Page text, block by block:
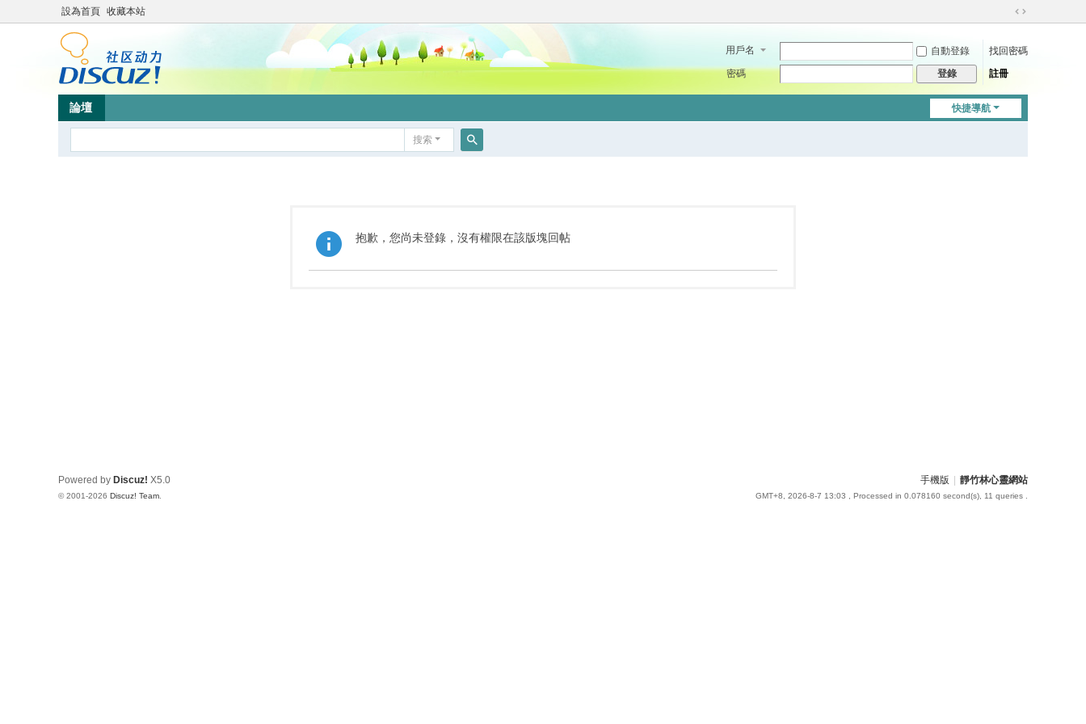
設為首頁 收藏本站
切
到
用戶名 自動登錄
找回密碼
密碼
登錄 註冊
快捷導航
論壇
搜索
抱歉，您尚未登錄，沒有權限在該版塊回帖
手機版 靜竹林心靈網站
GMT+8, 2026-8-7 13:03 , Processed in 0.078160 second(s), 11 queries .
Powered by Discuz! X5.0
© 2001-2026 Discuz! Team